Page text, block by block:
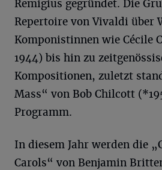
Remigius gegründet. Die
Repertoire von Vivaldi über
Komponistinnen wie Cécile
1944) bis hin zu
Kompositionen, zuletzt
Mass“ von Bob Chilcott
Programm.
In diesem Jahr werden die
Carols“ von Benjamin